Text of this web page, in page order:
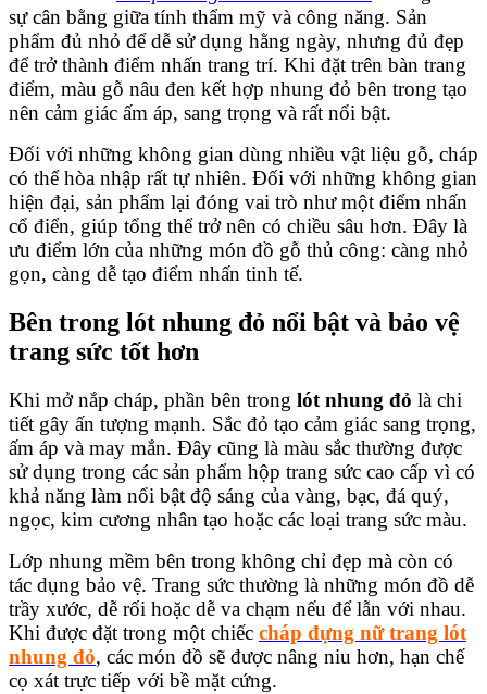
sự cân bằng giữa tính thẩm mỹ và công năng. Sản
phẩm đủ nhỏ để dễ sử dụng hằng ngày, nhưng đủ đẹp
để trở thành điểm nhấn trang trí. Khi đặt trên bàn trang
điểm, màu gỗ nâu đen kết hợp nhung đỏ bên trong tạo
nên cảm giác ấm áp, sang trọng và rất nổi bật.
Đối với những không gian dùng nhiều vật liệu gỗ, cháp
có thể hòa nhập rất tự nhiên. Đối với những không gian
hiện đại, sản phẩm lại đóng vai trò như một điểm nhấn
cổ điển, giúp tổng thể trở nên có chiều sâu hơn. Đây là
ưu điểm lớn của những món đồ gỗ thủ công: càng nhỏ
gọn, càng dễ tạo điểm nhấn tinh tế.
Bên trong lót nhung đỏ nổi bật và bảo vệ
trang sức tốt hơn
Khi mở nắp cháp, phần bên trong lót nhung đỏ là chi
tiết gây ấn tượng mạnh. Sắc đỏ tạo cảm giác sang trọng,
ấm áp và may mắn. Đây cũng là màu sắc thường được
sử dụng trong các sản phẩm hộp trang sức cao cấp vì có
khả năng làm nổi bật độ sáng của vàng, bạc, đá quý,
ngọc, kim cương nhân tạo hoặc các loại trang sức màu.
Lớp nhung mềm bên trong không chỉ đẹp mà còn có
tác dụng bảo vệ. Trang sức thường là những món đồ dễ
trầy xước, dễ rối hoặc dễ va chạm nếu để lẫn với nhau.
Khi được đặt trong một chiếc cháp đựng nữ trang lót
nhung đỏ, các món đồ sẽ được nâng niu hơn, hạn chế
cọ xát trực tiếp với bề mặt cứng.